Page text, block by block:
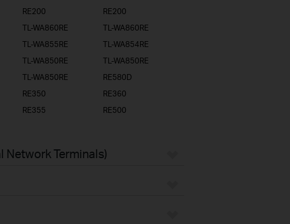
RE200
RE200
TL-WA860RE
TL-WA860RE
TL-WA855RE
TL-WA854RE
TL-WA850RE
TL-WA850RE
TL-WA850RE
RE580D
RE350
RE360
RE355
RE500
Network Terminals)